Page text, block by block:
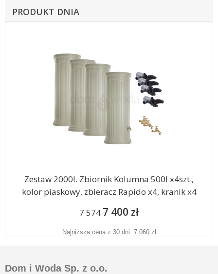
PRODUKT DNIA
Zestaw 2000l. Zbiornik Kolumna 500l x4szt.,
kolor piaskowy, zbieracz Rapido x4, kranik x4
7 574 7 400 zł
Najniższa cena z 30 dni: 7 060 zł
Dom i Woda Sp. z o.o.